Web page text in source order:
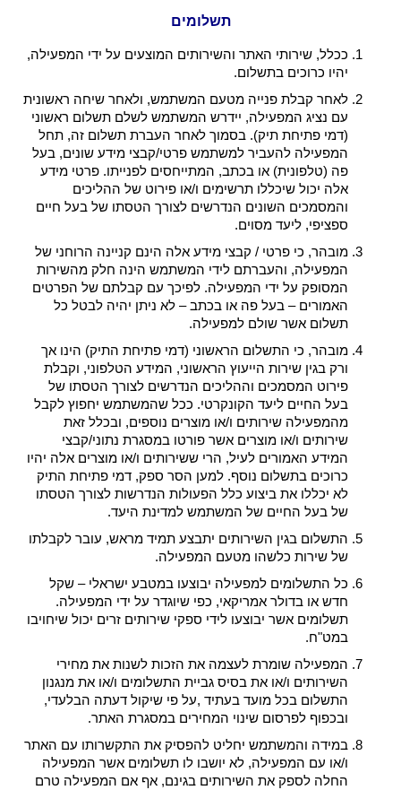
תשלומים
ככלל, שירותי האתר והשירותים המוצעים על ידי המפעילה,
יהיו כרוכים בתשלום.
לאחר קבלת פנייה מטעם המשתמש, ולאחר שיחה ראשונית
עם נציג המפעילה, יידרש המשתמש לשלם תשלום ראשוני
(דמי פתיחת תיק). בסמוך לאחר העברת תשלום זה, תחל
המפעילה להעביר למשתמש פרטי/קבצי מידע שונים, בעל
פה (טלפונית) או בכתב, המתייחסים לפנייתו. פרטי מידע
אלה יכול שיכללו תרשימים ו/או פירוט של ההליכים
והמסמכים השונים הנדרשים לצורך הטסתו של בעל חיים
ספציפי, ליעד מסוים.
מובהר, כי פרטי / קבצי מידע אלה הינם קניינה הרוחני של
המפעילה, והעברתם לידי המשתמש הינה חלק מהשירות
המסופק על ידי המפעילה. לפיכך עם קבלתם של הפרטים
האמורים – בעל פה או בכתב – לא ניתן יהיה לבטל כל
תשלום אשר שולם למפעילה.
מובהר, כי התשלום הראשוני (דמי פתיחת התיק) הינו אך
ורק בגין שירות הייעוץ הראשוני, המידע הטלפוני, וקבלת
פירוט המסמכים וההליכים הנדרשים לצורך הטסתו של
בעל החיים ליעד הקונקרטי. ככל שהמשתמש יחפוץ לקבל
מהמפעילה שירותים ו/או מוצרים נוספים, ובכלל זאת
שירותים ו/או מוצרים אשר פורטו במסגרת נתוני/קבצי
המידע האמורים לעיל, הרי ששירותים ו/או מוצרים אלה יהיו
כרוכים בתשלום נוסף. למען הסר ספק, דמי פתיחת התיק
לא יכללו את ביצוע כלל הפעולות הנדרשות לצורך הטסתו
של בעל החיים של המשתמש למדינת היעד.
התשלום בגין השירותים יתבצע תמיד מראש, עובר לקבלתו
של שירות כלשהו מטעם המפעילה.
כל התשלומים למפעילה יבוצעו במטבע ישראלי – שקל
חדש או בדולר אמריקאי, כפי שיוגדר על ידי המפעילה.
תשלומים אשר יבוצעו לידי ספקי שירותים זרים יכול שיחויבו
במט"ח.
המפעילה שומרת לעצמה את הזכות לשנות את מחירי
השירותים ו/או את בסיס גביית התשלומים ו/או את מנגנון
התשלום בכל מועד בעתיד ,על פי שיקול דעתה הבלעדי,
ובכפוף לפרסום שינוי המחירים במסגרת האתר.
במידה והמשתמש יחליט להפסיק את התקשרותו עם האתר
ו/או עם המפעילה, לא יושבו לו תשלומים אשר המפעילה
החלה לספק את השירותים בגינם, אף אם המפעילה טרם